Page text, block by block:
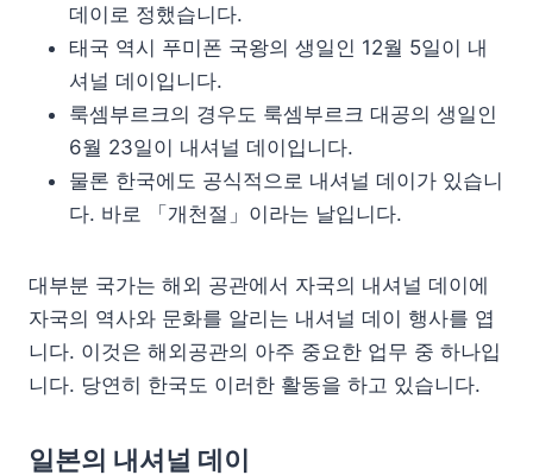
데이로 정했습니다.
태국 역시 푸미폰 국왕의 생일인 12월 5일이 내
셔널 데이입니다.
룩셈부르크의 경우도 룩셈부르크 대공의 생일인
6월 23일이 내셔널 데이입니다.
물론 한국에도 공식적으로 내셔널 데이가 있습니
다. 바로 「개천절」이라는 날입니다.
대부분 국가는 해외 공관에서 자국의 내셔널 데이에
자국의 역사와 문화를 알리는 내셔널 데이 행사를 엽
니다. 이것은 해외공관의 아주 중요한 업무 중 하나입
니다. 당연히 한국도 이러한 활동을 하고 있습니다.
일본의 내셔널 데이